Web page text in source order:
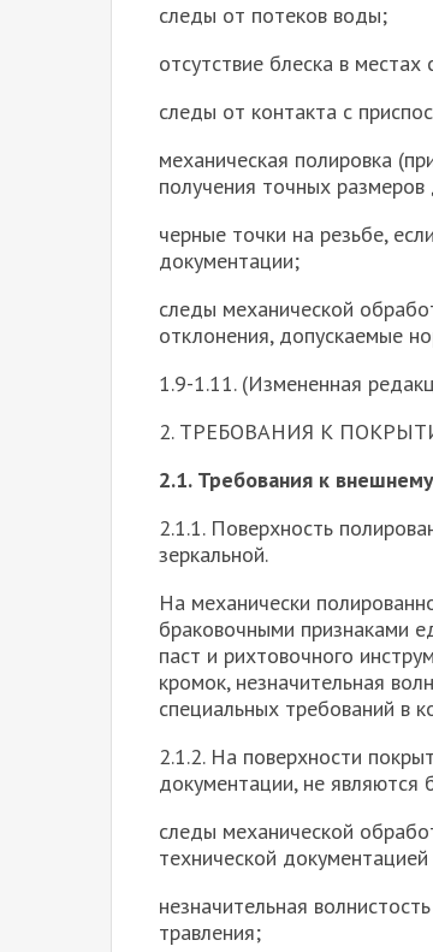
следы от потеков воды;
отсутствие блеска в местах
следы от контакта с
механическая полировка
получения точных
черные точки на резьбе,
документации;
следы механической
отклонения, допускаемые
1.9-1.11. (Измененная
2. ТРЕБОВАНИЯ К
2.1. Требования к
2.1.1. Поверхность
зеркальной.
На механически
браковочными признаками
паст и рихтовочного
кромок, незначительная
специальных требований в
2.1.2. На поверхности
документации, не
следы механической
технической
незначительная
травления;